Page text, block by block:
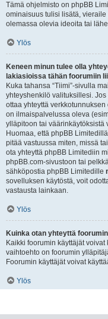
Tämä ohjelmisto on phpBB
ominaisuus tulisi lisätä, vieraile
olemassa olevia ideoita tai
Ylös
Keneen minun tulee olla
lakiasioissa tähän foorumiin
Kuka tahansa “Tiimi”-sivulla
yhteyshenkilö valituksillesi.
ottaa yhteyttä verkkotunnuksen
on ilmaispalvelussa oleva
ylläpitoon tai väärinkäytöksistä
Huomaa, että phpBB Limitedillä
pitää vastuussa miten, missä
ota yhteyttä phpBB Limitediin
phpBB.com-sivustoon tai
sähköpostia phpBB Limitedille
sovelluksen käytöstä, voit
vastausta lainkaan.
Ylös
Kuinka otan yhteyttä
Kaikki foorumin käyttäjät voivat
vaihtoehto on foorumin
Foorumin käyttäjät voivat
Ylös